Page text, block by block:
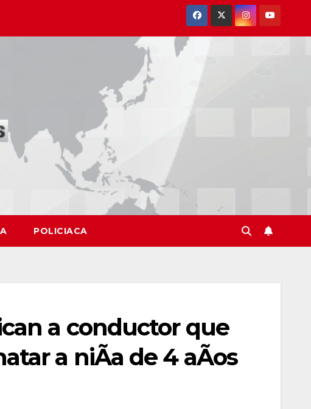
POLICIACA
a conductor que
a niÃa de 4 aÃos